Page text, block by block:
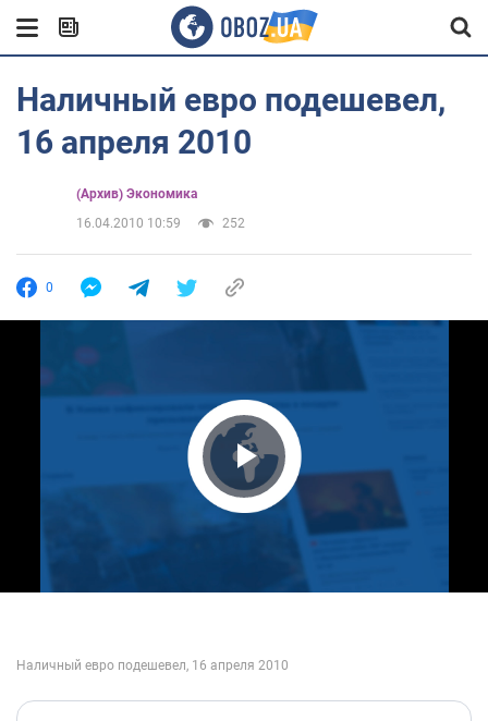
Наличный евро подешевел,
16 апреля 2010
(Архив) Экономика
16.04.2010 10:59
252
0
Play Video